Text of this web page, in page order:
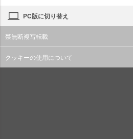
PC版に切り替え
禁無断複写転載
クッキーの使用について